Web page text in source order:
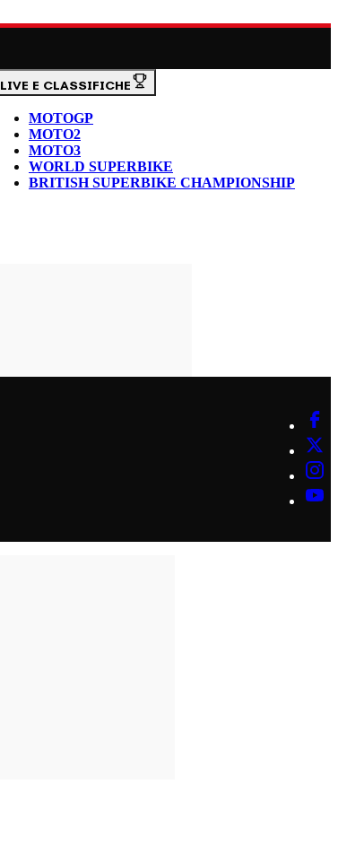
LIVE E CLASSIFICHE
MOTOGP
MOTO2
MOTO3
WORLD SUPERBIKE
BRITISH SUPERBIKE CHAMPIONSHIP